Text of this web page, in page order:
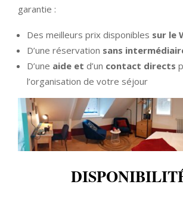
garantie :
Des meilleurs prix disponibles sur le
D’une réservation sans
D’une aide et d’un contact directs
l’organisation de votre séjour